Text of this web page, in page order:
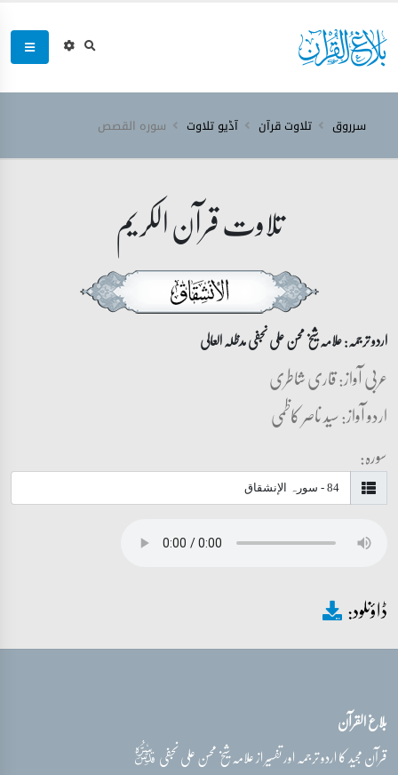
سرروق تلاوت قرآن آڈیو تلاوت سورہ ‎القصص‎
تلاوت قرآن الکریم
اردو ترجمہ: علامہ شیخ محسن علی نجفی مدظلہ العالی
عربی آواز: قاری شاطری
اردو آواز: سید ناصر کاظمی
سورہ:
ڈاؤنلود:
بلاغ القرآن
قرآن مجید کا اردو ترجمہ اور تفسیر از علامہ شیخ محسن علی نجفیقدس‌سره